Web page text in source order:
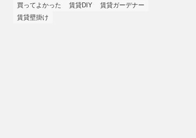
買ってよかった
賃貸DIY
賃貸ガーデナー
賃貸壁掛け